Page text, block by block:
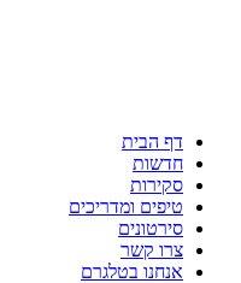
דף הבית
חדשות
סקירות
טיפים ומדריכים
סירטונים
צרו קשר
אנחנו בטלגרם